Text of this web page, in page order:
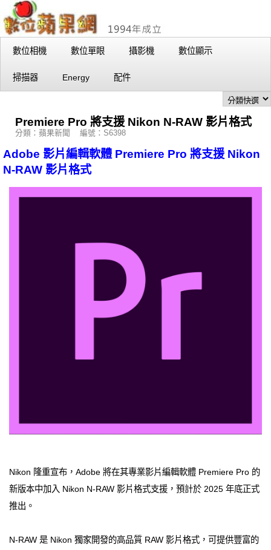
數位相機 數位單眼 攝影機 數位顯示
掃描器 Energy 配件
Premiere Pro 將支援 Nikon N-RAW 影片格式
分類：蘋果新聞 編號：S6398
Adobe 影片編輯軟體 Premiere Pro 將支援 Nikon
N-RAW 影片格式
Nikon 隆重宣布，Adobe 將在其專業影片編輯軟體 Premiere Pro 的
新版本中加入 Nikon N-RAW 影片格式支援，預計於 2025 年底正式
推出。
N-RAW 是 Nikon 獨家開發的高品質 RAW 影片格式，可提供豐富的